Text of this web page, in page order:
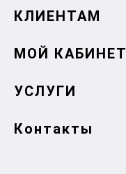
КЛИЕНТАМ
МОЙ КАБИНЕТ
УСЛУГИ
Контакты